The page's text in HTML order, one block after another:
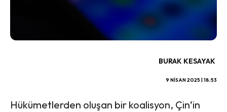
BURAK KESAYAK
9 NISAN 2025 | 18:53
Hükümetlerden oluşan bir koalisyon, Çin’in